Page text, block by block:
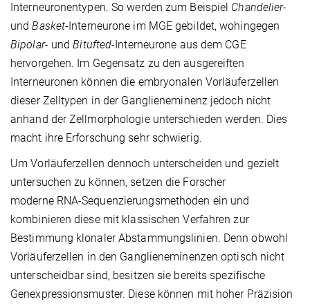
Interneuronentypen. So werden zum Beispiel Chandelier-
undBasket-Interneurone im MGE gebildet, wohingegen
Bipolar- undBitufted-Interneurone aus dem CGE
hervorgehen. Im Gegensatz zu den ausgereiften
Interneuronen können die embryonalen Vorläuferzellen
dieser Zelltypen in der Ganglieneminenz jedoch nicht
anhand der Zellmorphologie unterschieden werden. Dies
macht ihre Erforschung sehr schwierig.
Um Vorläuferzellen dennoch unterscheiden und gezielt
untersuchen zu können, setzen die Forscher
moderne RNA-Sequenzierungsmethoden ein und
kombinieren diese mit klassischen Verfahren zur
Bestimmung klonaler Abstammungslinien. Denn obwohl
Vorläuferzellen in den Ganglieneminenzen optisch nicht
unterscheidbar sind, besitzen sie bereits spezifische
Genexpressionsmuster. Diese können mit hoher Präzision